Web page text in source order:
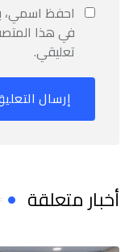
احفظ اسمي،
في هذا
تعليقي.
أخبار متعلقة